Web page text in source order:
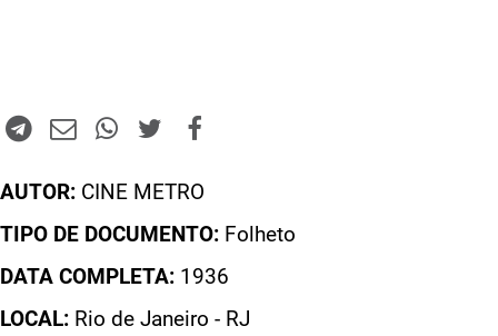
AUTOR: CINE METRO
TIPO DE DOCUMENTO: Folheto
DATA COMPLETA: 1936
LOCAL: Rio de Janeiro - RJ